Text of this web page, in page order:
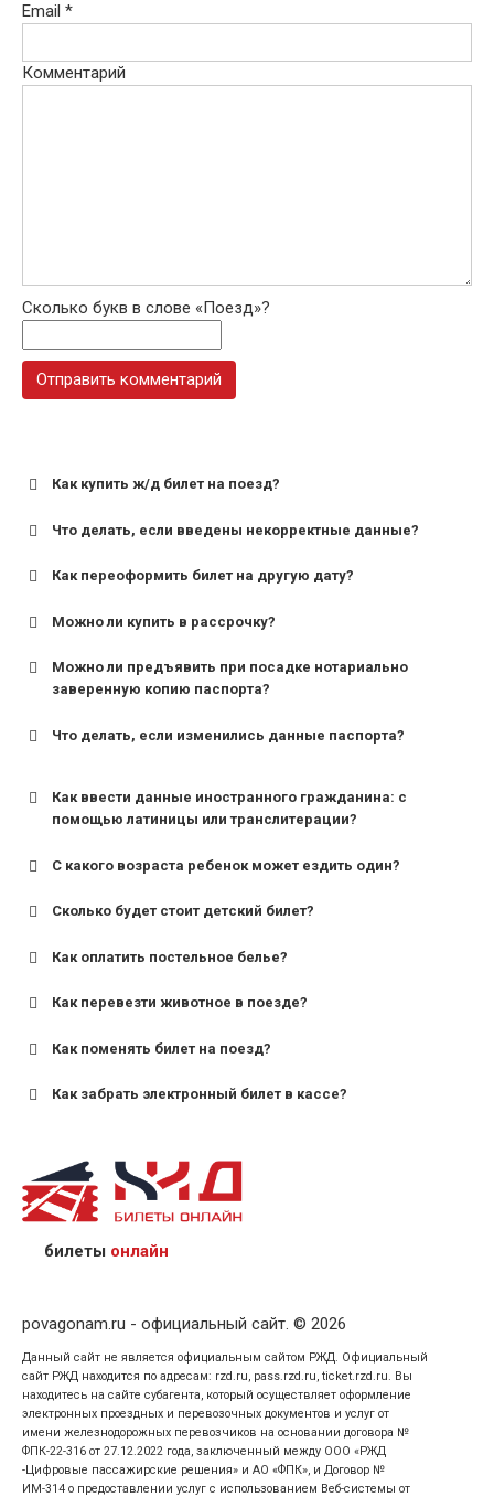
Email *
Комментарий
Сколько букв в слове «Поезд»?
Как купить ж/д билет на поезд?
Что делать, если введены некорректные данные?
Как переоформить билет на другую дату?
Можно ли купить в рассрочку?
Можно ли предъявить при посадке нотариально
заверенную копию паспорта?
Что делать, если изменились данные паспорта?
Как ввести данные иностранного гражданина: с
помощью латиницы или транслитерации?
С какого возраста ребенок может ездить один?
для поездов дальнего следования — от 10 лет и
для пригородных поездов — от 7 лет.
Сколько будет стоит детский билет?
Как оплатить постельное белье?
Как перевезти животное в поезде?
Как поменять билет на поезд?
Как забрать электронный билет в кассе?
назвав кассиру 14-значный номер заказа;
предъявив удостоверение личности пассажира, на
кого оформлен билет.
билеты онлайн
povagonam.ru - официальный сайт. © 2026
Данный сайт не является официальным сайтом РЖД. Официальный
сайт РЖД находится по адресам: rzd.ru, pass.rzd.ru, ticket.rzd.ru. Вы
находитесь на сайте субагента, который осуществляет оформление
электронных проездных и перевозочных документов и услуг от
имени железнодорожных перевозчиков на основании договора №
ФПК-22-316 от 27.12.2022 года, заключенный между ООО «РЖД
-Цифровые пассажирские решения» и АО «ФПК», и Договор №
ИМ-314 о предоставлении услуг с использованием Веб-системы от